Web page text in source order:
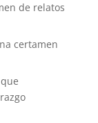
de relatos
certamen